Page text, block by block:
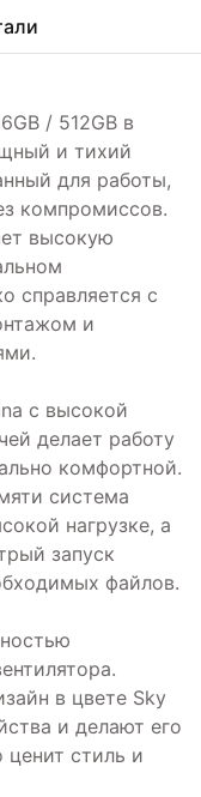
/ 512GB в
и тихий
для работы,
компромиссов.
высокую
справляется с
и
с высокой
делает работу
комфортной.
система
нагрузке, а
запуск
файлов.
в цвете Sky
и делают его
стиль и